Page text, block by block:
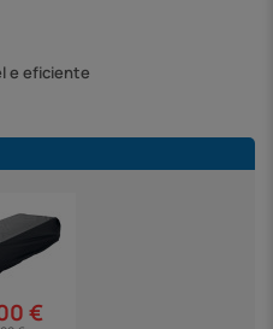
e eficiente
€